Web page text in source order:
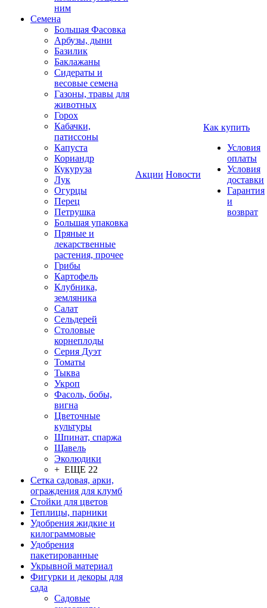
ним
Семена
Большая Фасовка
Арбузы, дыни
Базилик
Баклажаны
Сидераты и
весовые семена
Газоны, травы для
животных
Горох
Кабачки,
патиссоны
Капуста
Кориандр
Кукуруза
Лук
Огурцы
Перец
Петрушка
Большая упаковка
Пряные и
лекарственные
растения, прочее
Грибы
Картофель
Клубника,
земляника
Салат
Сельдерей
Столовые
корнеплоды
Серия Дуэт
Томаты
Тыква
Укроп
Фасоль, бобы,
вигна
Цветочные
культуры
Шпинат, спаржа
Щавель
Эколюдики
+ ЕЩЕ 22
Сетка садовая, арки,
ограждения для клумб
Стойки для цветов
Теплицы, парники
Удобрения жидкие и
килограммовые
Удобрения
пакетированные
Укрывной материал
Фигурки и декоры для
сада
Садовые
Акции Новости
Как купить
Условия
оплаты
Условия
доставки
Гарантия
и
возврат